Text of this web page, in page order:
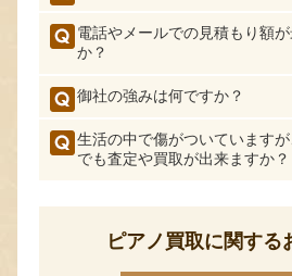
電話やメールでの見積もり額
か？
御社の強みは何ですか？
生活の中で傷がついています
でも査定や買取が出来ますか？
ピアノ買取に関する